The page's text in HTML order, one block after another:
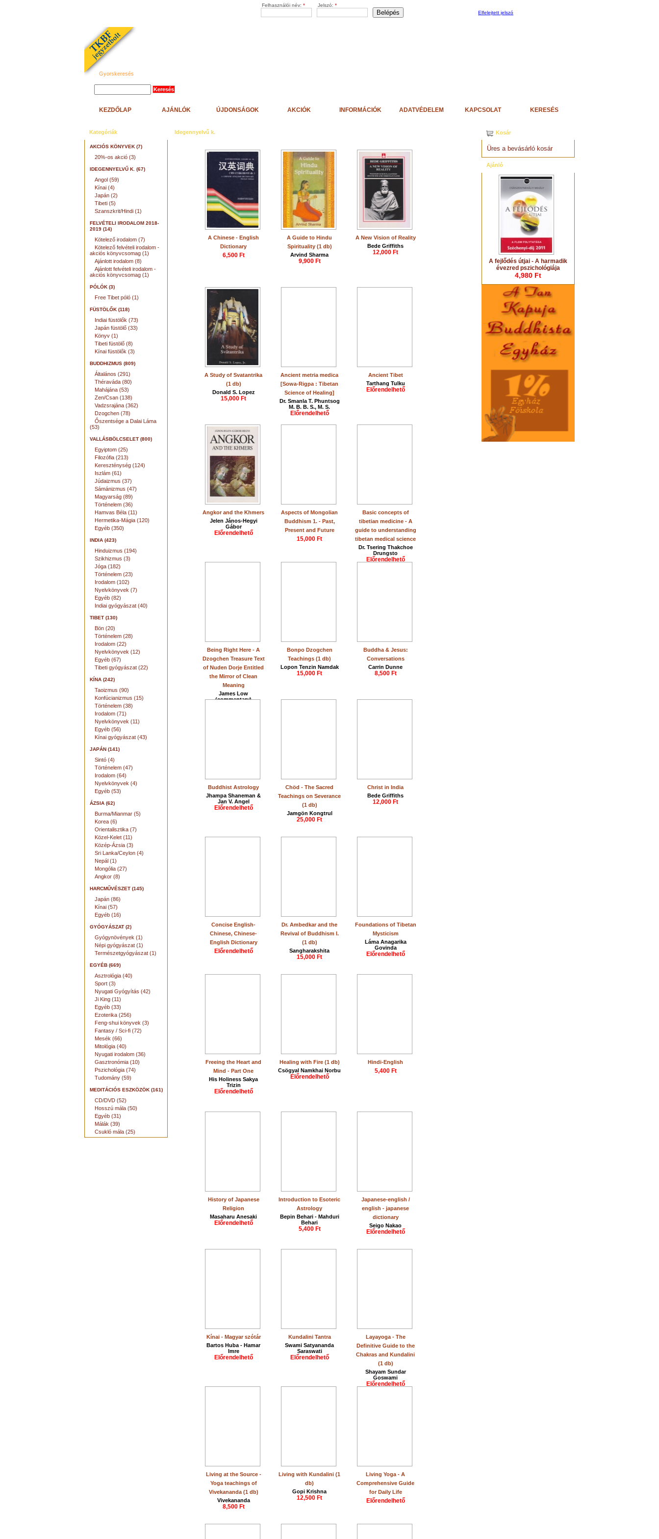
Felhasználói név: * Jelszó: *
Elfelejtett jelszó
Gyorskeresés
KEZDŐLAP AJÁNLÓK ÚJDONSÁGOK AKCIÓK INFORMÁCIÓK ADATVÉDELEM KAPCSOLAT KERESÉS
Kategóriák
AKCIÓS KÖNYVEK (7)
20%-os akció (3)
IDEGENNYELVŰ K. (67)
Angol (59)
Kínai (4)
Japán (2)
Tibeti (5)
Szanszkrit/Hindi (1)
FELVÉTELI IRODALOM 2018-
2019 (14)
Kötelező irodalom (7)
Kötelező felvételi irodalom -
akciós könyvcsomag (1)
Ajánlott irodalom (8)
Ajánlott felvételi irodalom -
akciós könyvcsomag (1)
PÓLÓK (3)
Free Tibet póló (1)
FÜSTÖLŐK (118)
Indiai füstölők (73)
Japán füstölő (33)
Könyv (1)
Tibeti füstölő (8)
Kínai füstölők (3)
BUDDHIZMUS (809)
Általános (291)
Théraváda (80)
Mahájána (53)
Zen/Csan (138)
Vadzsrajána (362)
Dzogchen (78)
Őszentsége a Dalai Láma
(53)
VALLÁSBÖLCSELET (800)
Egyiptom (25)
Filozófia (213)
Kereszténység (124)
Iszlám (61)
Júdaizmus (37)
Sámánizmus (47)
Magyarság (89)
Történelem (36)
Hamvas Béla (11)
Hermetika-Mágia (120)
Egyéb (350)
INDIA (423)
Hinduizmus (194)
Szikhizmus (3)
Jóga (182)
Történelem (23)
Irodalom (102)
Nyelvkönyvek (7)
Egyéb (82)
Indiai gyógyászat (40)
TIBET (130)
Bön (20)
Történelem (28)
Irodalom (22)
Nyelvkönyvek (12)
Egyéb (67)
Tibeti gyógyászat (22)
KÍNA (242)
Taoizmus (90)
Konfúcianizmus (15)
Történelem (38)
Irodalom (71)
Nyelvkönyvek (11)
Egyéb (56)
Kínai gyógyászat (43)
JAPÁN (141)
Sintó (4)
Történelem (47)
Irodalom (64)
Nyelvkönyvek (4)
Egyéb (53)
ÁZSIA (62)
Burma/Mianmar (5)
Korea (6)
Orientalisztika (7)
Közel-Kelet (11)
Közép-Ázsia (3)
Sri Lanka/Ceylon (4)
Nepál (1)
Mongólia (27)
Angkor (8)
HARCMŰVÉSZET (145)
Japán (86)
Kínai (57)
Egyéb (16)
GYÓGYÁSZAT (2)
Gyógynövények (1)
Népi gyógyászat (1)
Természetgyógyászat (1)
EGYÉB (669)
Asztrológia (40)
Sport (3)
Nyugati Gyógyítás (42)
Ji King (11)
Egyéb (33)
Ezoterika (256)
Feng-shui könyvek (3)
Fantasy / Sci-fi (72)
Mesék (66)
Mitológia (40)
Nyugati irodalom (36)
Gasztronómia (10)
Pszichológia (74)
Tudomány (59)
MEDITÁCIÓS ESZKÖZÖK (161)
CD/DVD (52)
Hosszú mála (50)
Egyéb (31)
Málák (39)
Csukló mála (25)
Kosár
Üres a bevásárló kosár
Ajánló
A fejlődés útjai - A harmadik
évezred pszichológiája
4,980 Ft
Idegennyelvű k.
A Chinese - English
Dictionary
6,500 Ft
A Guide to Hindu
Spirituality (1 db)
Arvind Sharma
9,900 Ft
A New Vision of Reality
Bede Griffiths
12,000 Ft
A Study of Svatantrika
(1 db)
Donald S. Lopez
15,000 Ft
Ancient metria medica
[Sowa-Rigpa : Tibetan
Science of Healing]
Dr. Smanla T. Phuntsog
M. B. B. S., M. S.
Előrendelhető
Ancient Tibet
Tarthang Tulku
Előrendelhető
Angkor and the Khmers
Jelen János-Hegyi
Gábor
Előrendelhető
Aspects of Mongolian
Buddhism 1. - Past,
Present and Future
15,000 Ft
Basic concepts of
tibetian medicine - A
guide to understanding
tibetan medical science
Dr. Tsering Thakchoe
Drungsto
Előrendelhető
Being Right Here - A
Dzogchen Treasure Text
of Nuden Dorje Entitled
the Mirror of Clean
Meaning
James Low
(commentary)
Bonpo Dzogchen
Teachings (1 db)
Lopon Tenzin Namdak
15,000 Ft
Buddha & Jesus:
Conversations
Carrin Dunne
8,500 Ft
Buddhist Astrology
Jhampa Shaneman &
Jan V. Angel
Előrendelhető
Chöd - The Sacred
Teachings on Severance
(1 db)
Jamgön Kongtrul
25,000 Ft
Christ in India
Bede Griffiths
12,000 Ft
Concise English-
Chinese, Chinese-
English Dictionary
Előrendelhető
Dr. Ambedkar and the
Revival of Buddhism I.
(1 db)
Sangharakshita
15,000 Ft
Foundations of Tibetan
Mysticism
Láma Anagarika
Govinda
Előrendelhető
Freeing the Heart and
Mind - Part One
His Holiness Sakya
Trizin
Előrendelhető
Healing with Fire (1 db)
Csögyal Namkhai Norbu
Előrendelhető
Hindi-English
5,400 Ft
History of Japanese
Religion
Masaharu Anesaki
Előrendelhető
Introduction to Esoteric
Astrology
Bepin Behari - Mahduri
Behari
5,400 Ft
Japanese-english /
english - japanese
dictionary
Seigo Nakao
Előrendelhető
Kínai - Magyar szótár
Bartos Huba - Hamar
Imre
Előrendelhető
Kundalini Tantra
Swami Satyananda
Saraswati
Előrendelhető
Layayoga - The
Definitive Guide to the
Chakras and Kundalini
(1 db)
Shayam Sundar
Goswami
Előrendelhető
Living at the Source -
Yoga teachings of
Vivekananda (1 db)
Vivekananda
8,500 Ft
Living with Kundalini (1
db)
Gopi Krishna
12,500 Ft
Living Yoga - A
Comprehensive Guide
for Daily Life
Előrendelhető